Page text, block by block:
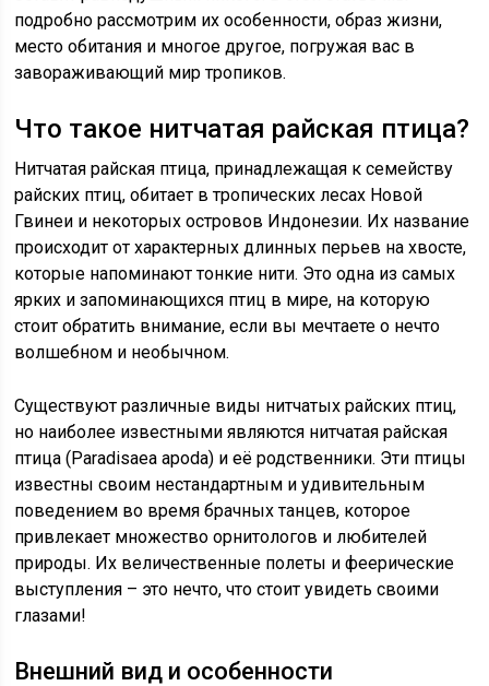
подробно рассмотрим их особенности, образ жизни,
место обитания и многое другое, погружая вас в
завораживающий мир тропиков.
Что такое нитчатая райская птица?
Нитчатая райская птица, принадлежащая к семейству
райских птиц, обитает в тропических лесах Новой
Гвинеи и некоторых островов Индонезии. Их название
происходит от характерных длинных перьев на хвосте,
которые напоминают тонкие нити. Это одна из самых
ярких и запоминающихся птиц в мире, на которую
стоит обратить внимание, если вы мечтаете о нечто
волшебном и необычном.
Существуют различные виды нитчатых райских птиц,
но наиболее известными являются нитчатая райская
птица (Paradisaea apoda) и её родственники. Эти птицы
известны своим нестандартным и удивительным
поведением во время брачных танцев, которое
привлекает множество орнитологов и любителей
природы. Их величественные полеты и феерические
выступления – это нечто, что стоит увидеть своими
глазами!
Внешний вид и особенности